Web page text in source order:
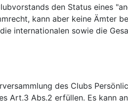
den Status eines
kann aber keine Ämter
internationalen sowie die
des Clubs
Art.3 Abs.2 erfüllen. Es kann